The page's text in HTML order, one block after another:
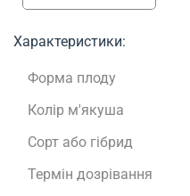
Характеристики:
Форма плоду
Колір м'якуша
Сорт або гібрид
Термін дозрівання